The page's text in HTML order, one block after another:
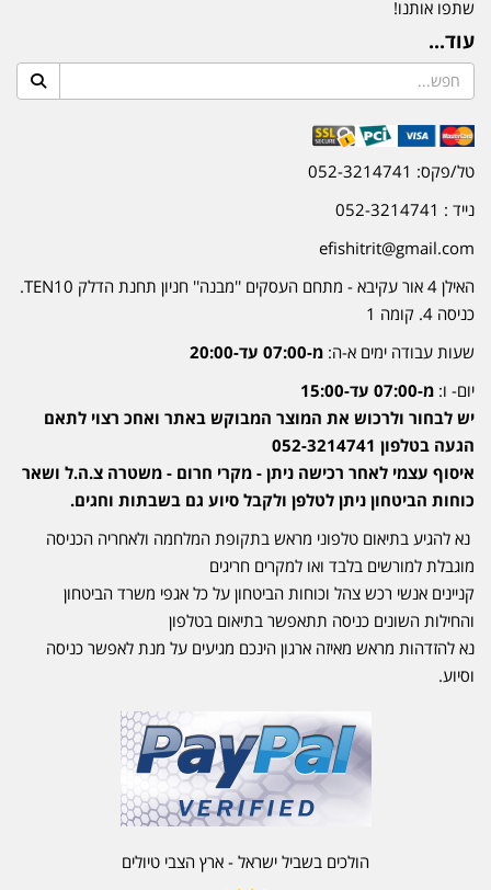
שתפו אותנו!
עוד...
טל/פקס: 052-3214741
נייד : 052-3214741
efishitrit@gmail.com
האילן 4 אור עקיבא - מתחם העסקים ''מבנה'' חניון תחנת הדלק TEN10.
כניסה 4. קומה 1
שעות עבודה ימים א-ה: מ-07:00 עד-20:00
יום- ו: מ-07:00 עד-15:00
יש לבחור ולרכוש את המוצר המבוקש באתר ואחכ רצוי לתאם
הגעה בטלפון 052-3214741
איסוף עצמי לאחר רכישה ניתן - מקרי חרום - משטרה צ.ה.ל ושאר
כוחות הביטחון ניתן לטלפן ולקבל סיוע גם בשבתות וחגים.
נא להגיע בתיאום טלפוני מראש בתקופת המלחמה ולאחריה הכניסה
מוגבלת למורשים בלבד ואו למקרים חריגים
קניינים אנשי רכש צהל וכוחות הביטחון על כל אגפי משרד הביטחון
והחילות השונים כניסה תתאפשר בתיאום בטלפון
נא להזדהות מראש מאיזה ארגון הינכם מגיעים על מנת לאפשר כניסה
וסיוע.
הולכים בשביל ישראל - ארץ הצבי טיולים